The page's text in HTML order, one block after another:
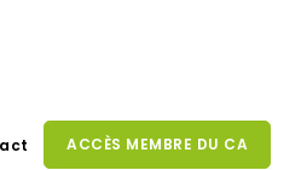
ACCÈS MEMBRE DU CA